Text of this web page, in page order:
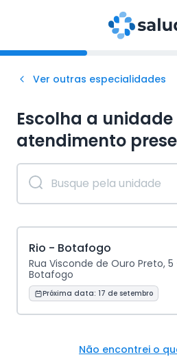
Ver outras especialidades
Escolha a unidade
atendimento
Rio - Botafogo
Rua Visconde de Ouro Preto,
Botafogo
Próxima data: 17 de setembro
Não encontrei o